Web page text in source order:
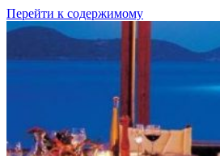
Перейти к содержимому